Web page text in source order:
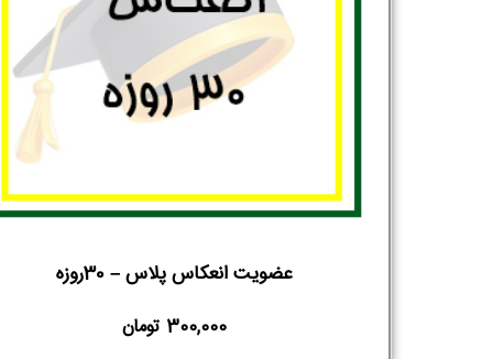
عضویت انعکاس پلاس – 30روزه
300,000 تومان